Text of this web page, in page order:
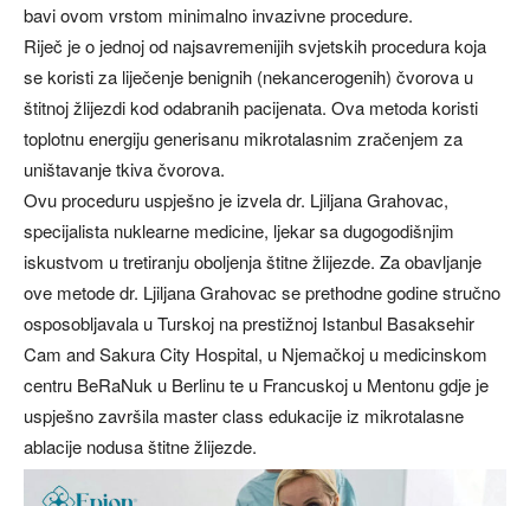
bavi ovom vrstom minimalno invazivne procedure.
Riječ je o jednoj od najsavremenijih svjetskih procedura koja
se koristi za liječenje benignih (nekancerogenih) čvorova u
štitnoj žlijezdi kod odabranih pacijenata. Ova metoda koristi
toplotnu energiju generisanu mikrotalasnim zračenjem za
uništavanje tkiva čvorova.
Ovu proceduru uspješno je izvela dr. Ljiljana Grahovac,
specijalista nuklearne medicine, ljekar sa dugogodišnjim
iskustvom u tretiranju oboljenja štitne žlijezde. Za obavljanje
ove metode dr. Ljiljana Grahovac se prethodne godine stručno
osposobljavala u Turskoj na prestižnoj Istanbul Basaksehir
Cam and Sakura City Hospital, u Njemačkoj u medicinskom
centru BeRaNuk u Berlinu te u Francuskoj u Mentonu gdje je
uspješno završila master class edukacije iz mikrotalasne
ablacije nodusa štitne žlijezde.